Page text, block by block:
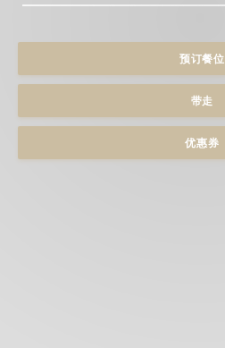
预订餐位
带走
优惠券